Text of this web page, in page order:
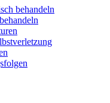
behandeln